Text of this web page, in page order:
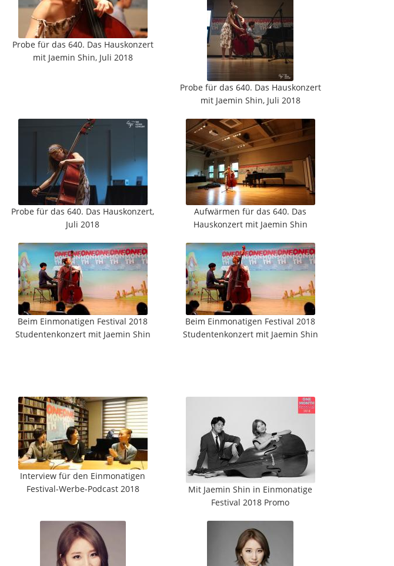
Probe für das 640. Das Hauskonzert
mit Jaemin Shin, Juli 2018
Probe für das 640. Das Hauskonzert
mit Jaemin Shin, Juli 2018
Probe für das 640. Das Hauskonzert,
Juli 2018
Aufwärmen für das 640. Das
Hauskonzert mit Jaemin Shin
Beim Einmonatigen Festival 2018
Studentenkonzert mit Jaemin Shin
Beim Einmonatigen Festival 2018
Studentenkonzert mit Jaemin Shin
Interview für den Einmonatigen
Festival-Werbe-Podcast 2018
Mit Jaemin Shin in Einmonatige
Festival 2018 Promo